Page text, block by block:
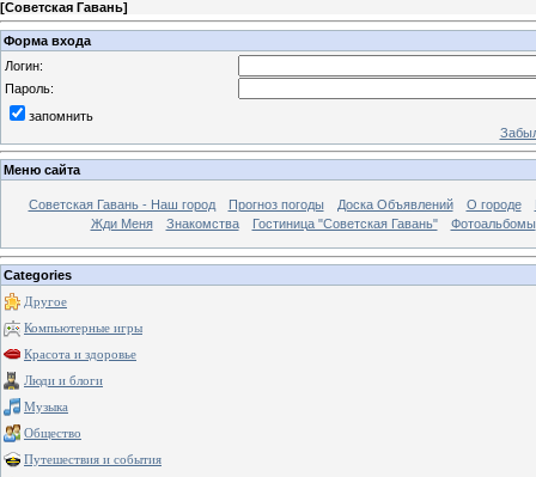
[Советская Гавань]
Форма входа
Логин:
Пароль:
запомнить
Меню сайта
Советская Гавань - Наш город Прогноз погоды Доска Объявлений О городе
Жди Меня
Знакомства Гостиница "Советская Гавань" Фотоальбомы
Categories
Другое
Компьютерные игры
Красота и здоровье
Люди и блоги
Музыка
Общество
Путешествия и события